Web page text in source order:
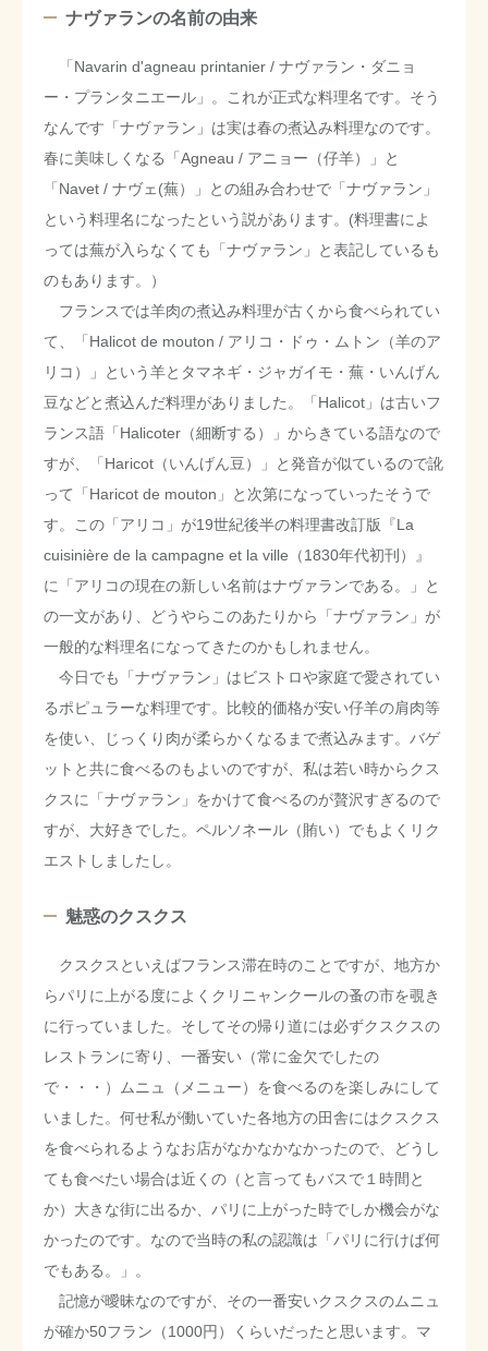
ナヴァランの名前の由来
「Navarin d'agneau printanier / ナヴァラン・ダニョ
ー・プランタニエール」。これが正式な料理名です。そう
なんです「ナヴァラン」は実は春の煮込み料理なのです。
春に美味しくなる「Agneau / アニョー（仔羊）」と
「Navet / ナヴェ(蕪）」との組み合わせで「ナヴァラン」
という料理名になったという説があります。(料理書によ
っては蕪が入らなくても「ナヴァラン」と表記しているも
のもあります。）
フランスでは羊肉の煮込み料理が古くから食べられてい
て、「Halicot de mouton / アリコ・ドゥ・ムトン（羊のア
リコ）」という羊とタマネギ・ジャガイモ・蕪・いんげん
豆などと煮込んだ料理がありました。「Halicot」は古いフ
ランス語「Halicoter（細断する）」からきている語なので
すが、「Haricot（いんげん豆）」と発音が似ているので訛
って「Haricot de mouton」と次第になっていったそうで
す。この「アリコ」が19世紀後半の料理書改訂版『La
cuisinière de la campagne et la ville（1830年代初刊）』
に「アリコの現在の新しい名前はナヴァランである。」と
の一文があり、どうやらこのあたりから「ナヴァラン」が
一般的な料理名になってきたのかもしれません。
今日でも「ナヴァラン」はビストロや家庭で愛されてい
るポピュラーな料理です。比較的価格が安い仔羊の肩肉等
を使い、じっくり肉が柔らかくなるまで煮込みます。バゲ
ットと共に食べるのもよいのですが、私は若い時からクス
クスに「ナヴァラン」をかけて食べるのが贅沢すぎるので
すが、大好きでした。ペルソネール（賄い）でもよくリク
エストしましたし。
魅惑のクスクス
クスクスといえばフランス滞在時のことですが、地方か
らパリに上がる度によくクリニャンクールの蚤の市を覗き
に行っていました。そしてその帰り道には必ずクスクスの
レストランに寄り、一番安い（常に金欠でしたの
で・・・）ムニュ（メニュー）を食べるのを楽しみにして
いました。何せ私が働いていた各地方の田舎にはクスクス
を食べられるようなお店がなかなかなかったので、どうし
ても食べたい場合は近くの（と言ってもバスで１時間と
か）大きな街に出るか、パリに上がった時でしか機会がな
かったのです。なので当時の私の認識は「パリに行けば何
でもある。」。
記憶が曖昧なのですが、その一番安いクスクスのムニュ
が確か50フラン（1000円）くらいだったと思います。マ